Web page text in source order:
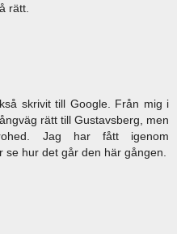
rätt.
skrivit till Google. Från mig i
rätt till Gustavsberg, men
Jag har fått igenom
hur det går den här gången.